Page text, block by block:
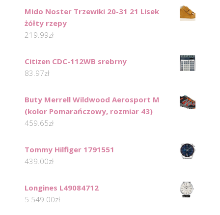
Mido Noster Trzewiki 20-31 21 Lisek
żółty rzepy
219.99zł
Citizen CDC-112WB srebrny
83.97zł
Buty Merrell Wildwood Aerosport M
(kolor Pomarańczowy, rozmiar 43)
459.65zł
Tommy Hilfiger 1791551
439.00zł
Longines L49084712
5 549.00zł